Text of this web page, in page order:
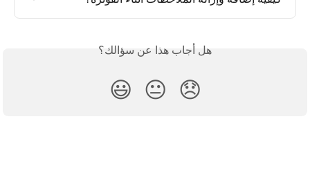
هل أجاب هذا عن سؤالك؟
😞
😐
😃